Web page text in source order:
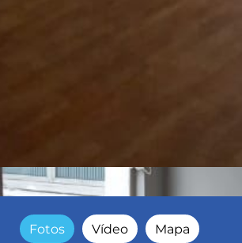
Fotos Vídeo Mapa